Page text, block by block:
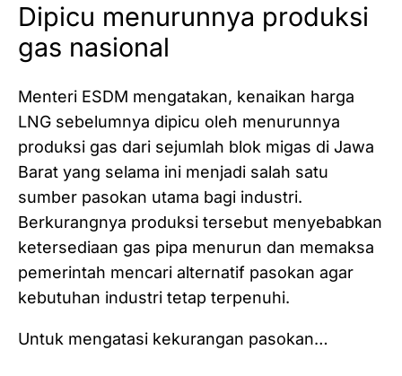
Dipicu menurunnya produksi
gas nasional
Menteri ESDM mengatakan, kenaikan harga
LNG sebelumnya dipicu oleh menurunnya
produksi gas dari sejumlah blok migas di Jawa
Barat yang selama ini menjadi salah satu
sumber pasokan utama bagi industri.
Berkurangnya produksi tersebut menyebabkan
ketersediaan gas pipa menurun dan memaksa
pemerintah mencari alternatif pasokan agar
kebutuhan industri tetap terpenuhi.
Untuk mengatasi kekurangan pasokan…